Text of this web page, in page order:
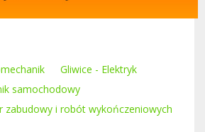
Gliwice - Elektryk
samochodowy
zabudowy i robót wykończeniowych